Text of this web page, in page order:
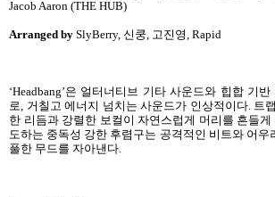
Jacob Aaron (THE HUB)
Arranged by SlyBerry, 신쿵, 고진영, Rapid
‘Headbang’은 얼터너티브 기타 사운드와 힙합 기
로, 거칠고 에너지 넘치는 사운드가 인상적이다. 트
한 리듬과 강렬한 보컬이 자연스럽게 머리를 흔들
도하는 중독성 강한 후렴구는 공격적인 비트와 어우
풀한 무드를 자아낸다.